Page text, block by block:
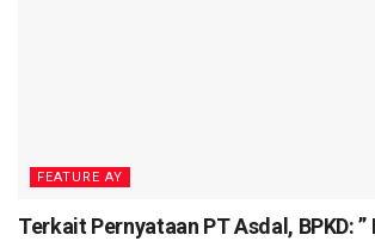
FEATURE AY
Terkait Pernyataan PT Asdal, BPKD: ”